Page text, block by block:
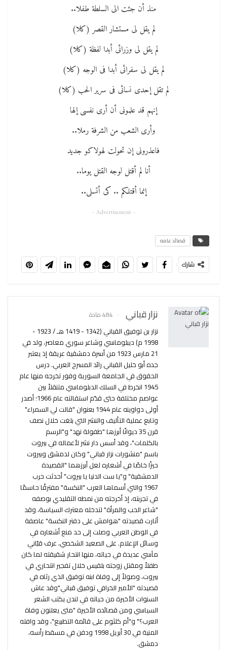
منذ أن جئت الى السلطة طفلا..
لم يقل لى مستشار القصر (كلا)
لم يقل لى وزرائى أبدا لفظة (كلا)
لم يقل لى سفرائى أبدا فى الوجه (كلا)
لم تقل إحدى نسائى فى سرير الحب (كلا)
إنهم قد علمونى أن أرى نفسى إلها
وأرى الشعب من الشرفة رملا..
فاعذرونى إن تحولت لهولاكو جديد
أنا لم أقتل لوجه القتل يوما..
إنما أقتلكم .. كى أتسلى..
- Advertisement -
قصائد عامه
شارك
نزار قباني 484 مادة
نزار بن توفيق القباني (1342 - 1419 هـ / 1923 -
1998 م) ديبلوماسي وشاعر سوري معاصر، ولد في
21 مارس 1923 من أسرة دمشقية عريقة إذ يعتبر
جده أبو خليل القباني رائد المسرح العربي. درس
الحقوق في الجامعة السورية وفور تخرجه منها عام
1945 انخرط في السلك الدبلوماسي متنقلاً بين
عواصم مختلفة حتى قدّم استقالته عام 1966؛ أصدر
أولى دواوينه عام 1944 بعنوان "قالت لي السمراء"
وتابع عملية التأليف والنشر التي بلغت خلال نصف
قرن 35 ديوانًا أبرزها "طفولة نهد" و"الرسم
بالكلمات"، وقد أسس دار نشر لأعماله في بيروت
باسم "منشورات نزار قباني" وكان لدمشق وبيروت
حيزًا خاصًا في أشعاره لعل أبرزهما "القصيدة
الدمشقية" و"يا ست الدنيا يا بيروت" أحدثت حرب
1967 والتي أسماها العرب "النكسة" مفترقًا حاسمًا
في تجربته، إذ أخرجته من نمطه التقليدي بوصفه
"شاعر الحب والمرأة" لتدخله معترك السياسة، وقد
أثارت قصيدته "هوامش على دفتر النكسة" عاصفة
في الوطن العربي وصلت إلى حد منع أشعاره في
وسائل الإعلام. على الصعيد الشخصي، عرف قبّاني
مآسي عديدة في حياته، منها انتحار شقيقته لما كان
طفلاً ومقتل زوجته بلقيس خلال تفجير انتحاري في
بيروت، وصولاً إلى وفاة ابنه توفيق الذي رثاه في
قصيدته "الأمير الخرافي توفيق قباني"وقد عاش
السنوات الأخيرة من حياته في لندن يكتب الشعر
السياسي ومن قصائده الأخيرة "متى يعلنون وفاة
العرب؟" و"أم كلثوم على قائمة التطبيع"، وقد وافته
المنية في 30 أبريل 1998 ودفن في مسقط رأسه،
دمشق.